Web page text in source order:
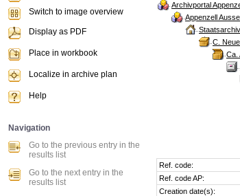
Archivportal
Appenzell
C.
Ca.
Ref. code:
Ref. code AP:
Creation date(s):
Switch to image overview
Display as PDF
Place in workbook
Localize in archive plan
Help
Navigation
Go to the previous entry in the
results list
Go to the next entry in the
results list